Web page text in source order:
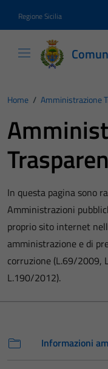
Regione Sicilia
Home / Amministrazione
In questa pagina sono
Amministrazioni
proprio sito internet
amministrazione e di
corruzione (L.69/2009,
L.190/2012).
Informazioni